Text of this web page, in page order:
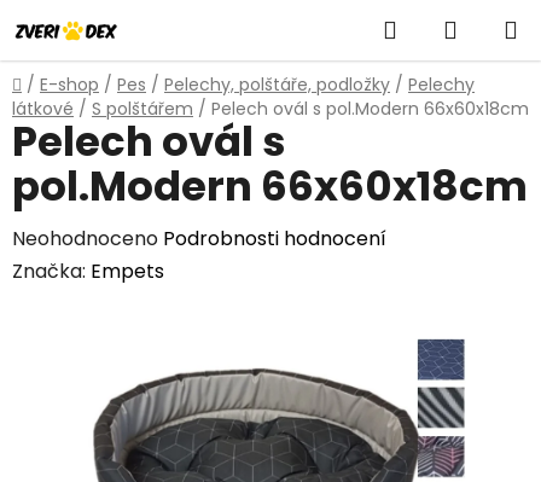
na
obsah
Hledat
KOŠÍK
Domů
/ E-shop / Pes / Pelechy, polštáře, podložky / Pelechy
látkové / S polštářem / Pelech ovál s pol.Modern 66x60x18cm
Pelech ovál s
pol.Modern 66x60x18cm
Průměrné
hodnocení
hvězdiček.
Neohodnoceno Podrobnosti hodnocení
Značka: Empets